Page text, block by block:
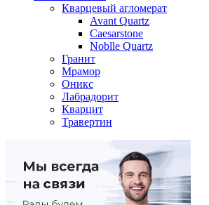
Кварцевый агломерат
Avant Quartz
Caesarstone
Noblle Quartz
Гранит
Мрамор
Оникс
Лабрадорит
Кварцит
Травертин